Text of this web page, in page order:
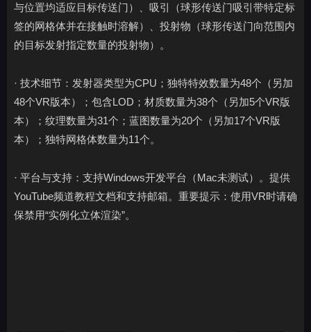
与位置均适应目标传送门）、吸引（球形传送门吸引带特定标
签的网格体并在接触时溶解）、投射物（球形传送门向范围内
的目标发射指定数量的投射物）。
· 技术细节：发射器类型为CPU；独特特效数量为48个（另加
48个VR版本）；包含LOD；材质数量为38个（另加5个VR版
本）；纹理数量为31个；蓝图数量为20个（另加17个VR版
本）；独特网格体数量为11个。
· 平台与支持：支持Windows开发平台（Mac未测试）。提供
YouTube频道教程文档和支持邮箱。重要提示：使用VR时请确
保禁用“实例化立体渲染”。